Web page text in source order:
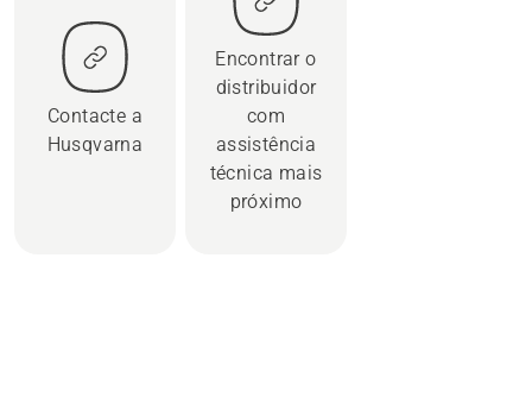
Contacte a
Husqvarna
Encontrar o
distribuidor
com
assistência
técnica mais
próximo